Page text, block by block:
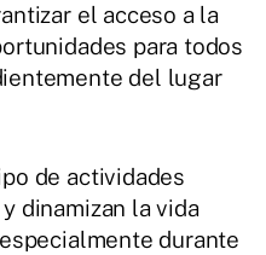
el acceso a la
para todos
del lugar
de actividades
dinamizan la vida
durante